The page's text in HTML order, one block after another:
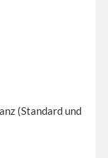
(Standard und